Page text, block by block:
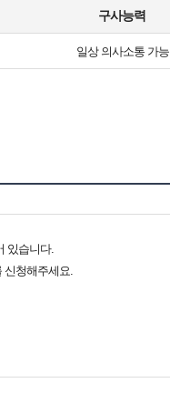
구사능력
일상 의사소통 가능
있습니다.
신청해주세요.